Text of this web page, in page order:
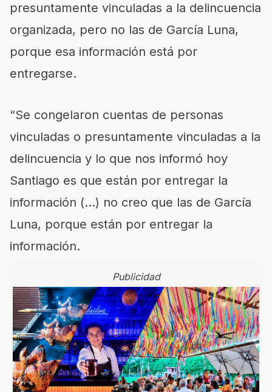
presuntamente vinculadas a la delincuencia
organizada, pero no las de García Luna,
porque esa información está por
entregarse.
“Se congelaron cuentas de personas
vinculadas o presuntamente vinculadas a la
delincuencia y lo que nos informó hoy
Santiago es que están por entregar la
información (…) no creo que las de García
Luna, porque están por entregar la
información.
Publicidad